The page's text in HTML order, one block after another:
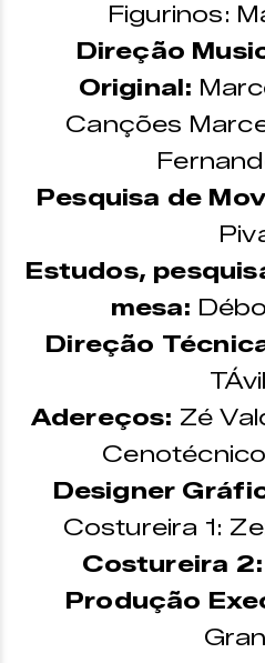
Figurinos:
Direção
Original:
Canções
Pesquisa de
Estudos,
mesa:
Direção
Adereços: Zé
Designer
Costureira 1:
Costureira
Produção